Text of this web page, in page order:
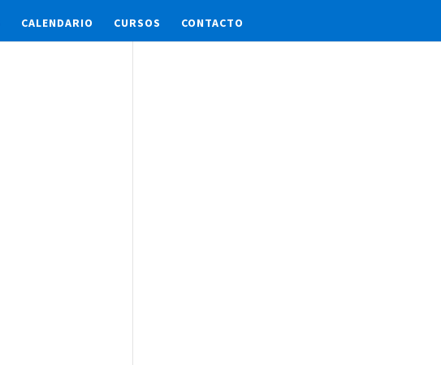
CALENDARIO CURSOS CONTACTO